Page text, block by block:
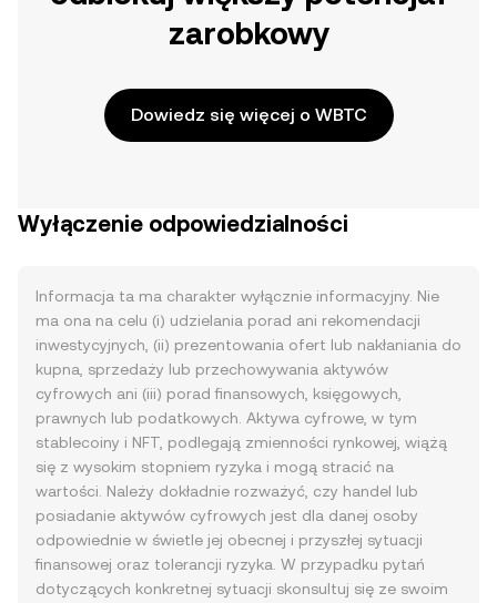
zarobkowy
Dowiedz się więcej o WBTC
Wyłączenie odpowiedzialności
Informacja ta ma charakter wyłącznie informacyjny. Nie
ma ona na celu (i) udzielania porad ani rekomendacji
inwestycyjnych, (ii) prezentowania ofert lub nakłaniania do
kupna, sprzedaży lub przechowywania aktywów
cyfrowych ani (iii) porad finansowych, księgowych,
prawnych lub podatkowych. Aktywa cyfrowe, w tym
stablecoiny i NFT, podlegają zmienności rynkowej, wiążą
się z wysokim stopniem ryzyka i mogą stracić na
wartości. Należy dokładnie rozważyć, czy handel lub
posiadanie aktywów cyfrowych jest dla danej osoby
odpowiednie w świetle jej obecnej i przyszłej sytuacji
finansowej oraz tolerancji ryzyka. W przypadku pytań
dotyczących konkretnej sytuacji skonsultuj się ze swoim